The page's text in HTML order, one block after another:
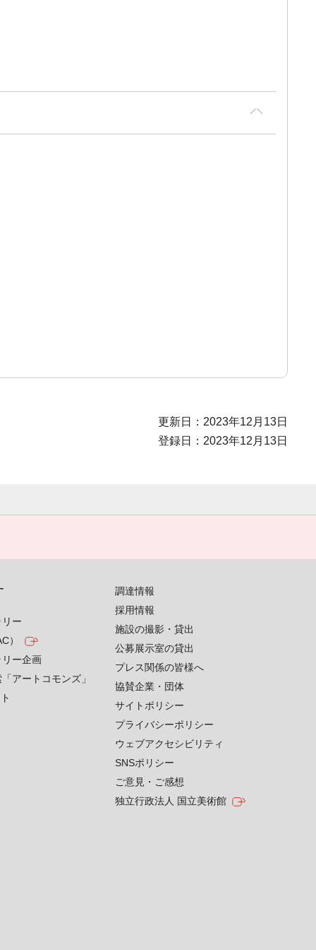
更新日：2023年12月13日
登録日：2023年12月13日
ー
）
ー企画
アートコモンズ」
調達情報
採用情報
施設の撮影・貸出
公募展示室の貸出
プレス関係の皆様へ
協賛企業・団体
サイトポリシー
プライバシーポリシー
ウェブアクセシビリティ
SNSポリシー
ご意見・ご感想
独立行政法人 国立美術館